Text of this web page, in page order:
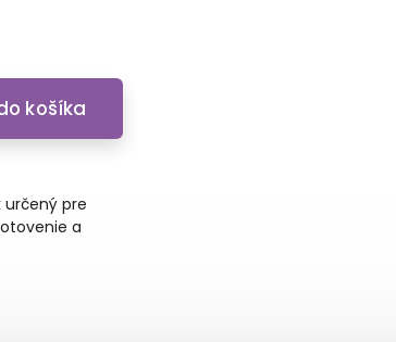
košíka
určený pre
a